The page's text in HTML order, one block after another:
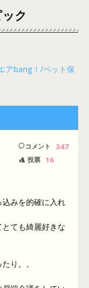
ク
アbang！/ペット保
コメント 347
投票 16
みを的確に入れ
ても綺麗好きな
り。。